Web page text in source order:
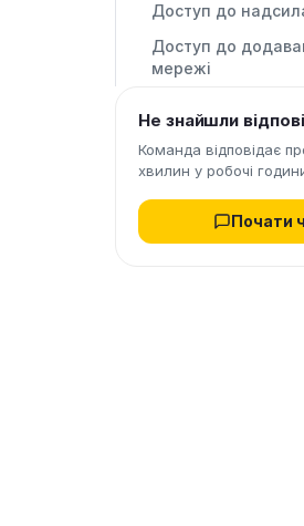
Доступ до
Доступ до
мережі
Не знайшли
Команда відповідає
хвилин у робочі
Почати